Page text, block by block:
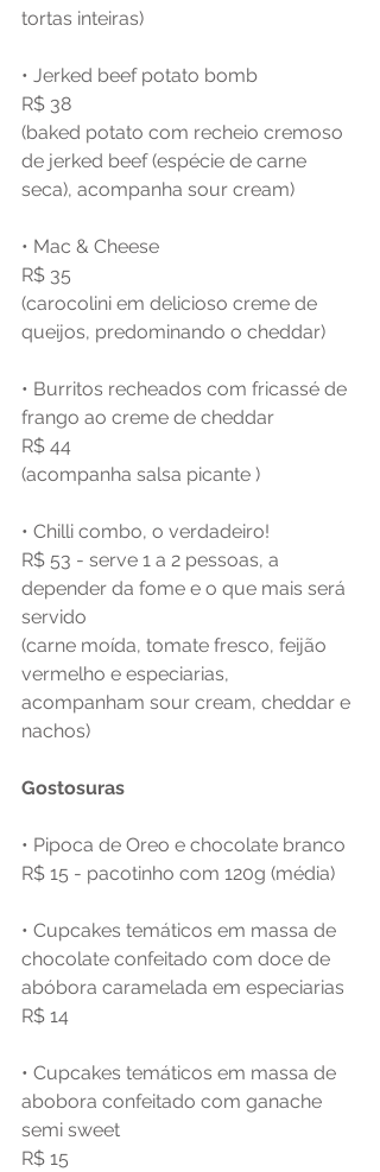
tortas inteiras)
• Jerked beef potato bomb
R$ 38
(baked potato com recheio cremoso
de jerked beef (espécie de carne
seca), acompanha sour cream)
• Mac & Cheese
R$ 35
(carocolini em delicioso creme de
queijos, predominando o cheddar)
• Burritos recheados com fricassé de
frango ao creme de cheddar
R$ 44
(acompanha salsa picante )
• Chilli combo, o verdadeiro!
R$ 53 - serve 1 a 2 pessoas, a
depender da fome e o que mais será
servido
(carne moída, tomate fresco, feijão
vermelho e especiarias,
acompanham sour cream, cheddar e
nachos)
Gostosuras
• Pipoca de Oreo e chocolate branco
R$ 15 - pacotinho com 120g (média)
• Cupcakes temáticos em massa de
chocolate confeitado com doce de
abóbora caramelada em especiarias
R$ 14
• Cupcakes temáticos em massa de
abobora confeitado com ganache
semi sweet
R$ 15